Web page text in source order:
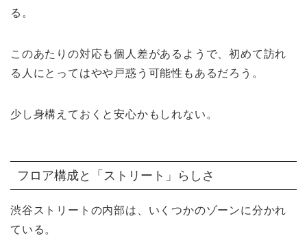
る。
このあたりの対応も個人差があるようで、初めて訪れ
る人にとってはやや戸惑う可能性もあるだろう。
少し身構えておくと安心かもしれない。
フロア構成と「ストリート」らしさ
渋谷ストリートの内部は、いくつかのゾーンに分かれ
ている。